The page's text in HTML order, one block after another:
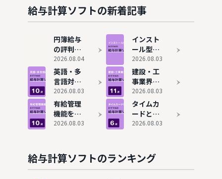
すすめの
システム
9選を紹
介
比較！無
料システ
ムも紹介
給与計算ソフトの新着記事
円簿給与
の評判と
実態は？
メリッ
ト・デメ
リットも
解説
2026.08.04
インスト
ール型の
給与計算
ソフトお
すすめ6
選！買い
切りでコ
スト削減
2026.08.03
英語・多
言語対応
の給与計
算ソフト
おすすめ
9選
2026.08.03
建設・工
事業界に
おすすめ
の給与計
算ソフト
10選！日
2026.08.03
有給管理
機能を搭
載した給
すめ10
選！有給
休暇を自
2026.08.03
タイムカ
ードと連
動する給
すめ6
選！勤怠
管理を連
2026.08.03
給与計算ソフトのランキング